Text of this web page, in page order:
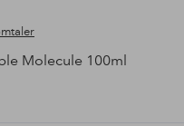
Molecule 100ml